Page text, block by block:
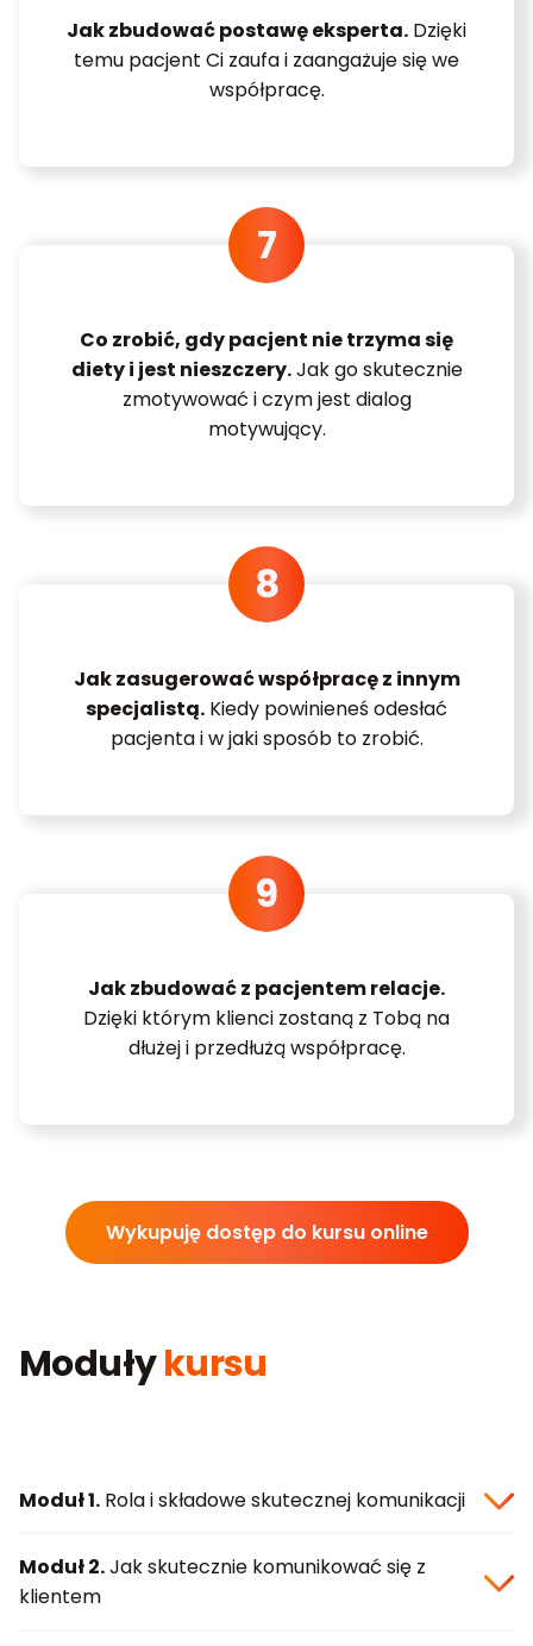
Jak zbudować postawę eksperta. Dzięki
temu pacjent Ci zaufa i zaangażuje się we
współpracę.
Co zrobić, gdy pacjent nie trzyma się
diety i jest nieszczery.Jak go skutecznie
zmotywować i czym jest dialog
motywujący.
Jak zasugerować współpracę z innym
specjalistą. Kiedy powinieneś odesłać
pacjenta i w jaki sposób to zrobić.
Jak zbudować z pacjentem relacje.
Dzięki którym klienci zostaną z Tobą na
dłużej i przedłużą współpracę.
Wykupuję dostęp do kursu online
Modułykursu
Moduł 1. Rola i składowe skutecznej komunikacji
Moduł 2.Jak skutecznie komunikować się z
klientem